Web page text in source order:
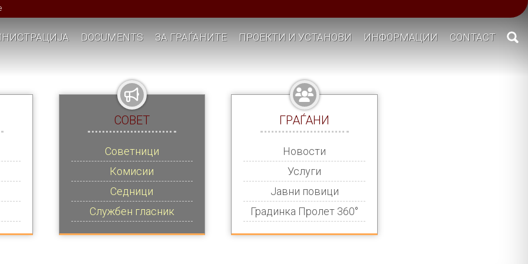
DOCUMENTS ЗА ГРАЃАНИТЕ ПРОЕКТИ И УСТАНОВИ ИНФОРМАЦИИ CONTACT
СОВЕТ
Советници
Комисии
Седници
Службен гласник
ГРАЃАНИ
Новости
Услуги
Јавни повици
Градинка Пролет 360°